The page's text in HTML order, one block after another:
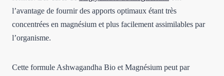
l’avantage de fournir des apports optimaux étant très
concentrées en magnésium et plus facilement assimilables par
l’organisme.
Cette formule Ashwagandha Bio et Magnésium peut par